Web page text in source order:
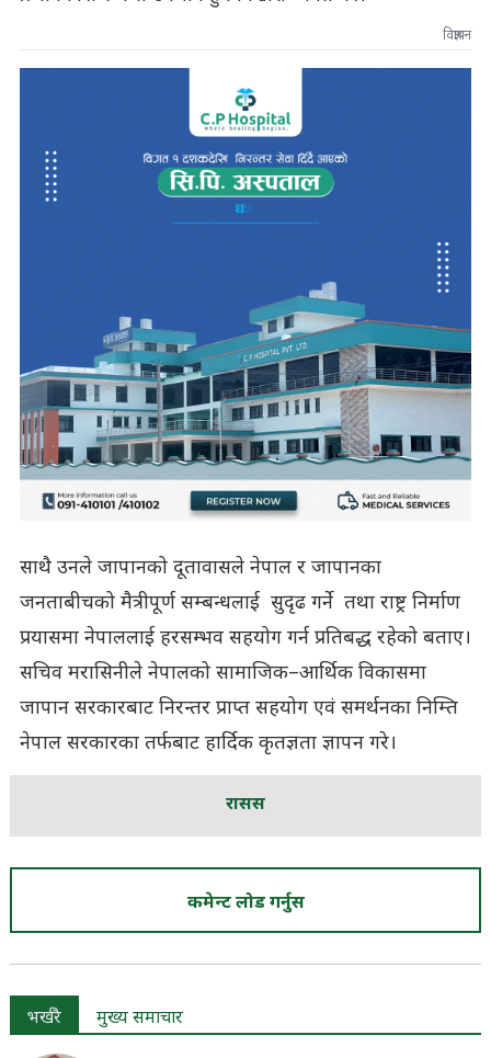
विज्ञापन
साथै उनले जापानको दूतावासले नेपाल र जापानका
जनताबीचको मैत्रीपूर्ण सम्बन्धलाई सुदृढ गर्ने तथा राष्ट्र निर्माण
प्रयासमा नेपाललाई हरसम्भव सहयोग गर्न प्रतिबद्ध रहेको बताए।
सचिव मरासिनीले नेपालको सामाजिक–आर्थिक विकासमा
जापान सरकारबाट निरन्तर प्राप्त सहयोग एवं समर्थनका निम्ति
नेपाल सरकारका तर्फबाट हार्दिक कृतज्ञता ज्ञापन गरे।
रासस
कमेन्ट लोड गर्नुस
भर्खरै मुख्य समाचार